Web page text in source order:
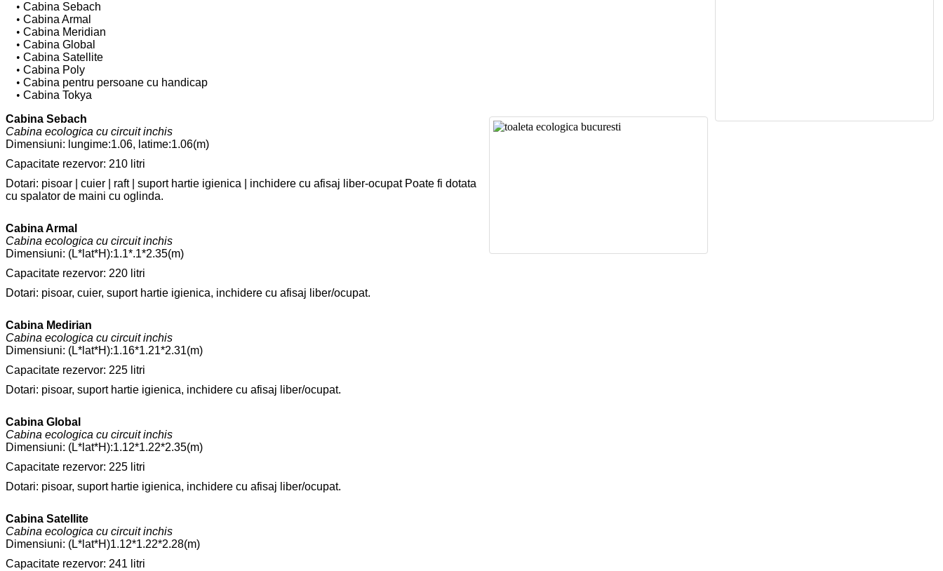
Cabina Sebach
Cabina Armal
Cabina Meridian
Cabina Global
Cabina Satellite
Cabina Poly
Cabina pentru persoane cu handicap
Cabina Tokya
Cabina Sebach
Cabina ecologica cu circuit inchis
Dimensiuni: lungime:1.06, latime:1.06(m)
Capacitate rezervor: 210 litri
Dotari: pisoar | cuier | raft | suport hartie igienica | inchidere cu afisaj liber-ocupat Poate fi dotata
cu spalator de maini cu oglinda.
Cabina Armal
Cabina ecologica cu circuit inchis
Dimensiuni: (L*lat*H):1.1*.1*2.35(m)
Capacitate rezervor: 220 litri
Dotari: pisoar, cuier, suport hartie igienica, inchidere cu afisaj liber/ocupat.
Cabina Medirian
Cabina ecologica cu circuit inchis
Dimensiuni: (L*lat*H):1.16*1.21*2.31(m)
Capacitate rezervor: 225 litri
Dotari: pisoar, suport hartie igienica, inchidere cu afisaj liber/ocupat.
Cabina Global
Cabina ecologica cu circuit inchis
Dimensiuni: (L*lat*H):1.12*1.22*2.35(m)
Capacitate rezervor: 225 litri
Dotari: pisoar, suport hartie igienica, inchidere cu afisaj liber/ocupat.
Cabina Satellite
Cabina ecologica cu circuit inchis
Dimensiuni: (L*lat*H)1.12*1.22*2.28(m)
Capacitate rezervor: 241 litri